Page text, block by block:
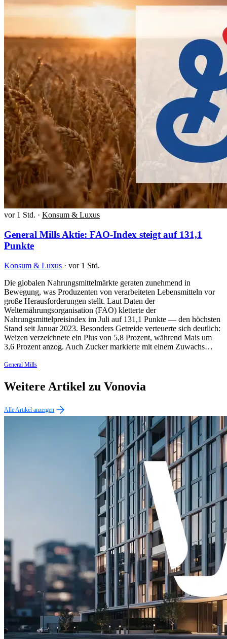
vor 1 Std. · Konsum & Luxus
General Mills Aktie: FAO-Index steigt auf 131,1
Punkte
Konsum & Luxus · vor 1 Std.
Die globalen Nahrungsmittelmärkte geraten zunehmend in
Bewegung, was Produzenten von verarbeiteten Lebensmitteln vor
große Herausforderungen stellt. Laut Daten der
Welternährungsorganisation (FAO) kletterte der
Nahrungsmittelpreisindex im Juli auf 131,1 Punkte — den höchsten
Stand seit Januar 2023. Besonders Getreide verteuerte sich deutlich:
Weizen verzeichnete ein Plus von 5,8 Prozent, während Mais um
3,6 Prozent anzog. Auch Zucker markierte mit einem Zuwachs…
General Mills
Weitere Artikel zu Vonovia
Alle Artikel anzeigen